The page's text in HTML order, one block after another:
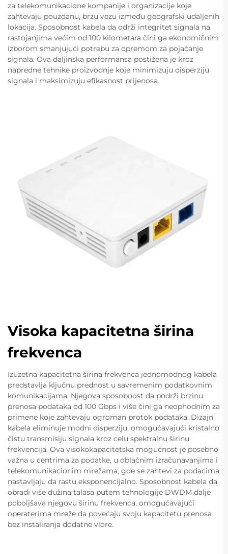
za telekomunikacione kompanije i organizacije koje
zahtevaju pouzdanu, brzu vezu između geografski udaljenih
lokacija. Sposobnost kabela da održi integritet signala na
rastojanjima većim od 100 kilometara čini ga ekonomičnim
izborom smanjujući potrebu za opremom za pojačanje
signala. Ova daljinska performansa postižena je kroz
napredne tehnike proizvodnje koje minimizuju disperziju
signala i maksimizuju efikasnost prijenosa.
Visoka kapacitetna širina
frekvenca
Izuzetna kapacitetna širina frekvenca jednomodnog kabela
predstavlja ključnu prednost u savremenim podatkovnim
komunikacijama. Njegova sposobnost da podrži brzinu
prenosa podataka od 100 Gbps i više čini ga neophodnim za
primene koje zahtevaju ogroman protok podataka. Dizajn
kabela eliminuje modni disperziju, omogućavajući kristalno
čistu transmisiju signala kroz celu spektralnu širinu
frekvencija. Ova visokokapacitetska mogućnost je posebno
važna u centrima za podatke, u oblačnim izračunavanjima i
telekomunikacionim mrežama, gde se zahtevi za podacima
nastavljaju da rastu eksponencijalno. Sposobnost kabela da
obradi više dužina talasa putem tehnologije DWDM dalje
poboljšava njegovu širinu frekvenca, omogućavajući
operaterima mreže da povećaju svoju kapacitetu prenosa
bez instaliranja dodatne vlore.